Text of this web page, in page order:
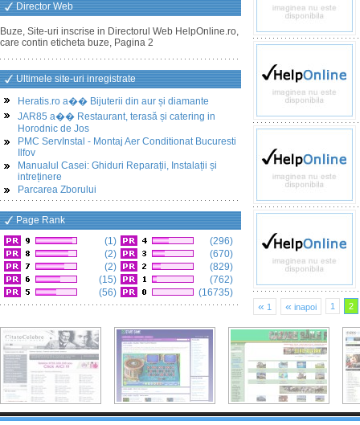
Director Web
Buze, Site-uri inscrise in Directorul Web HelpOnline.ro,
care contin eticheta buze, Pagina 2
Ultimele site-uri inregistrate
Heratis.ro a�� Bijuterii din aur și diamante
JAR85 a�� Restaurant, terasă și catering in
Horodnic de Jos
PMC ServInstal - Montaj Aer Conditionat Bucuresti
Ilfov
Manualul Casei: Ghiduri Reparații, Instalații și
intreținere
Parcarea Zborului
Page Rank
(1)
(2)
(2)
(15)
(56)
(296)
(670)
(829)
(762)
(16735)
« 1 « inapoi 1 2